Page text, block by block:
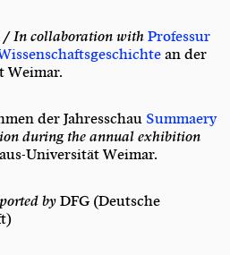
/In collaboration with Professur
an der
Weimar.
der Jahresschau Summaery
during the annual exhibition
Universität Weimar.
by DFG (Deutsche